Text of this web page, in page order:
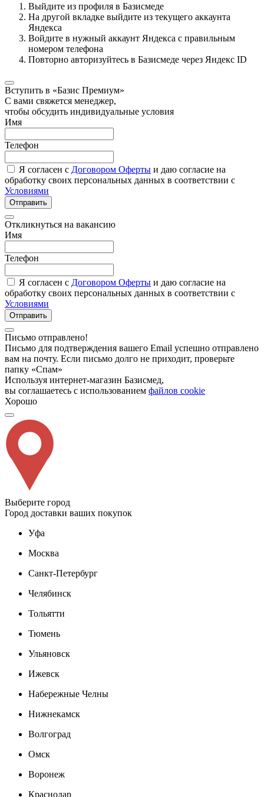
Выйдите из профиля в Базисмеде
На другой вкладке выйдите из текущего аккаунта
Яндекса
Войдите в нужный аккаунт Яндекса с правильным
номером телефона
Повторно авторизуйтесь в Базисмеде через Яндекс ID
Вступить в «Базис Премиум»
С вами свяжется менеджер,
чтобы обсудить индивидуальные условия
Имя
Телефон
Я согласен с Договором Оферты и даю согласие на
обработку своих персональных данных в соответствии с
Условиями
Отправить
Откликнуться на вакансию
Имя
Телефон
Я согласен с Договором Оферты и даю согласие на
обработку своих персональных данных в соответствии с
Условиями
Отправить
Письмо отправлено!
Письмо для подтверждения вашего Email успешно отправлено
вам на почту. Если письмо долго не приходит, проверьте
папку «Спам»
Используя интернет-магазин Базисмед,
вы соглашаетесь с использованием файлов cookie
Хорошо
Выберите город
Город доставки ваших покупок
Уфа
Москва
Санкт-Петербург
Челябинск
Тольятти
Тюмень
Ульяновск
Ижевск
Набережные Челны
Нижнекамск
Волгоград
Омск
Воронеж
Краснодар